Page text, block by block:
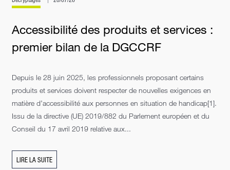
Accessibilité des produits et services :
premier bilan de la DGCCRF
Depuis le 28 juin 2025, les professionnels proposant certains
produits et services doivent respecter de nouvelles exigences en
matière d’accessibilité aux personnes en situation de handicap[1].
Issu de la directive (UE) 2019/882 du Parlement européen et du
Conseil du 17 avril 2019 relative aux...
LIRE LA SUITE